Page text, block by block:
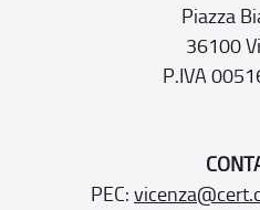
Piazza
36100
P.IVA
PEC: